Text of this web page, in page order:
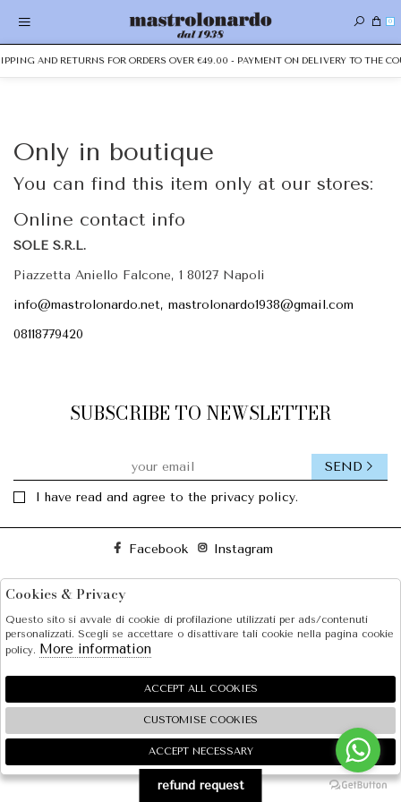
0
AND RETURNS FOR ORDERS OVER €49.00 - PAYMENT ON DELIVERY TO THE
Only in boutique
You can find this item only at our stores:
Online contact info
SOLE S.R.L.
Piazzetta Aniello Falcone, 1 80127 Napoli
info@mastrolonardo.net, mastrolonardo1938@gmail.com
08118779420
SUBSCRIBE TO NEWSLETTER
I have read and agree to the privacy policy.
SEND
Facebook Instagram
SHOPPING
EXTRA
gruppo Zucchetti
🍪
refund request
Cookies & Privacy
Questo sito si avvale di cookie di profilazione utilizzati per ads/contenuti
personalizzati. Scegli se accettare o disattivare tali cookie nella pagina cookie
policy. More information
ACCEPT ALL COOKIES
CUSTOMISE COOKIES
ACCEPT NECESSARY